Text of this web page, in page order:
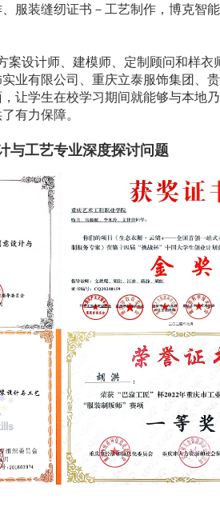
服装缝纫证书－工艺制作，博克智
设计师、建模师、定制顾问和样
业有限公司、重庆立泰服饰集团、
让学生在校学习期间就能够与本地
有力保障。
与工艺专业深度探讨问题